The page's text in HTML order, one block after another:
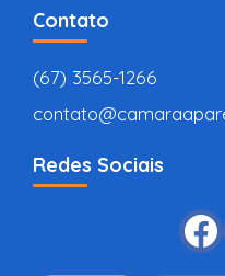
Contato
(67) 3565-1266
Redes Sociais